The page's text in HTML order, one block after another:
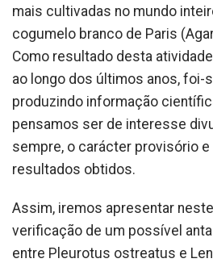
mais cultivadas no mundo
cogumelo branco de Paris
Como resultado desta
ao longo dos últimos anos, foi-
produzindo informação
pensamos ser de interesse
sempre, o carácter provisório
resultados obtidos.
Assim, iremos apresentar
verificação de um possível
entre Pleurotus ostreatus e